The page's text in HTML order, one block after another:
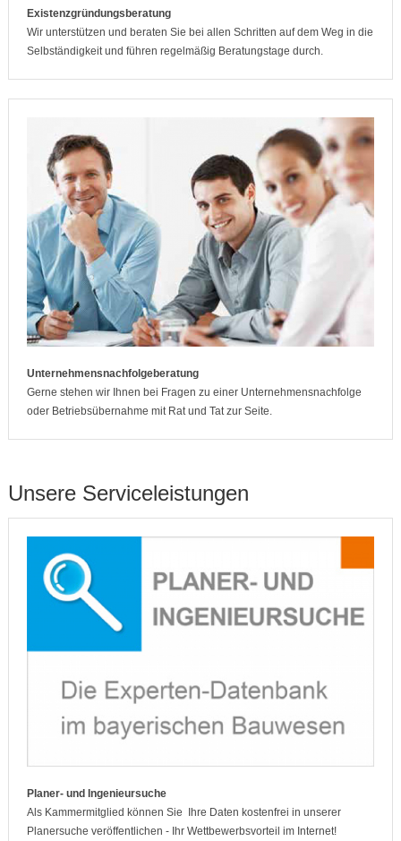
Existenzgründungsberatung
Wir unterstützen und beraten Sie bei allen Schritten auf dem Weg in die
Selbständigkeit und führen regelmäßig Beratungstage durch.
Unternehmensnachfolgeberatung
Gerne stehen wir Ihnen bei Fragen zu einer Unternehmensnachfolge
oder Betriebsübernahme mit Rat und Tat zur Seite.
Unsere Serviceleistungen
Planer- und Ingenieursuche
Als Kammermitglied können Sie Ihre Daten kostenfrei in unserer
Planersuche veröffentlichen - Ihr Wettbewerbsvorteil im Internet!